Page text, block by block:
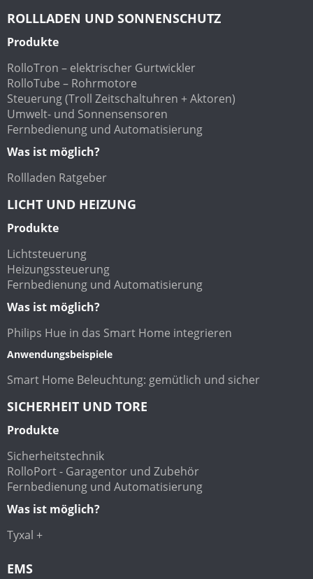
ROLLLADEN UND SONNENSCHUTZ
Produkte
RolloTron – elektrischer Gurtwickler
RolloTube – Rohrmotore
Steuerung (Troll Zeitschaltuhren + Aktoren)
Umwelt- und Sonnensensoren
Fernbedienung und Automatisierung
Was ist möglich?
Rollladen Ratgeber
LICHT UND HEIZUNG
Produkte
Lichtsteuerung
Heizungssteuerung
Fernbedienung und Automatisierung
Was ist möglich?
Philips Hue in das Smart Home integrieren
Anwendungsbeispiele
Smart Home Beleuchtung: gemütlich und sicher
SICHERHEIT UND TORE
Produkte
Sicherheitstechnik
RolloPort - Garagentor und Zubehör
Fernbedienung und Automatisierung
Was ist möglich?
Tyxal +
EMS